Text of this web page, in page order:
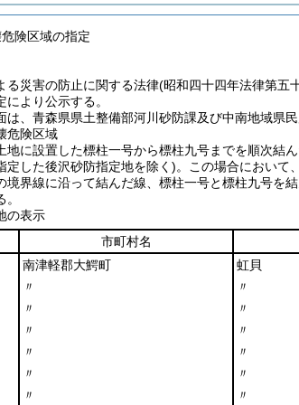
険区域の指定
る災害の防止に関する法律(昭和四十四年法律第五
より公示する。
は、青森県県土整備部河川砂防課及び中南地域県
危険区域
地に設置した標柱一号から標柱九号までを順次結
定した後沢砂防指定地を除く)。この場合において
境界線に沿って結んだ線、標柱一号と標柱九号を
の表示
市町村名
南津軽郡大鰐町
虹貝
〃
〃
〃
〃
〃
〃
〃
〃
〃
〃
〃
〃